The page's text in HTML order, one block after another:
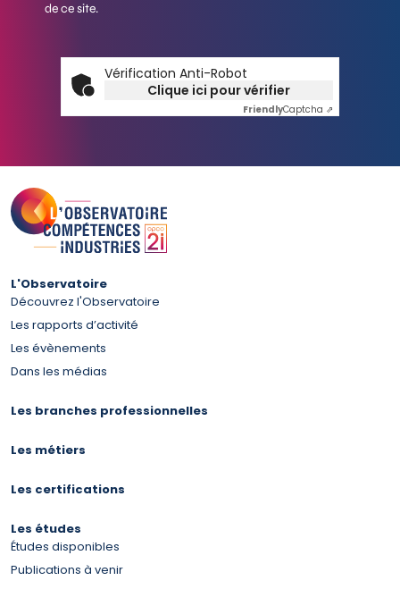
de ce site.
Vérification Anti-Robot
Clique ici pour vérifier
FriendlyCaptcha ⇗
L'Observatoire
Découvrez l'Observatoire
Les rapports d’activité
Les évènements
Dans les médias
Les branches professionnelles
Les métiers
Les certifications
Les études
Études disponibles
Publications à venir